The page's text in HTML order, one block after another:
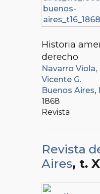
Historia
derecho
Navarro Viola,
Vicente G.
Buenos Aires,
1868
Revista
Revista
Aires, t.